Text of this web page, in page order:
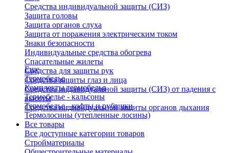
Средства индивидуальной защиты (СИЗ)
Защита головы
Защита органов слуха
Защита от поражения электрическим током
Знаки безопасности
Индивидуальные средства обогрева
Спасательные жилеты
Средства для защиты рук
Средства защиты глаз и лица
Средства индивидуальной защиты (СИЗ) от падения с
высоты
Средства индивидуальной защиты органов дыхания
Еще
Термобелье
Комплекты термобелья
Термобелье - кальсоны
Термобелье - кофты и рубашки
Термолосины (утепленные лосины)
Все товары
Все доступные категории товаров
Стройматериалы